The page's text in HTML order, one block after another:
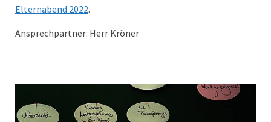
Elternabend 2022.
Ansprechpartner: Herr Kröner